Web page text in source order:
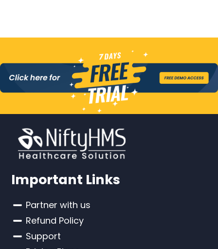
Important Links
Partner with us
Refund Policy
Support